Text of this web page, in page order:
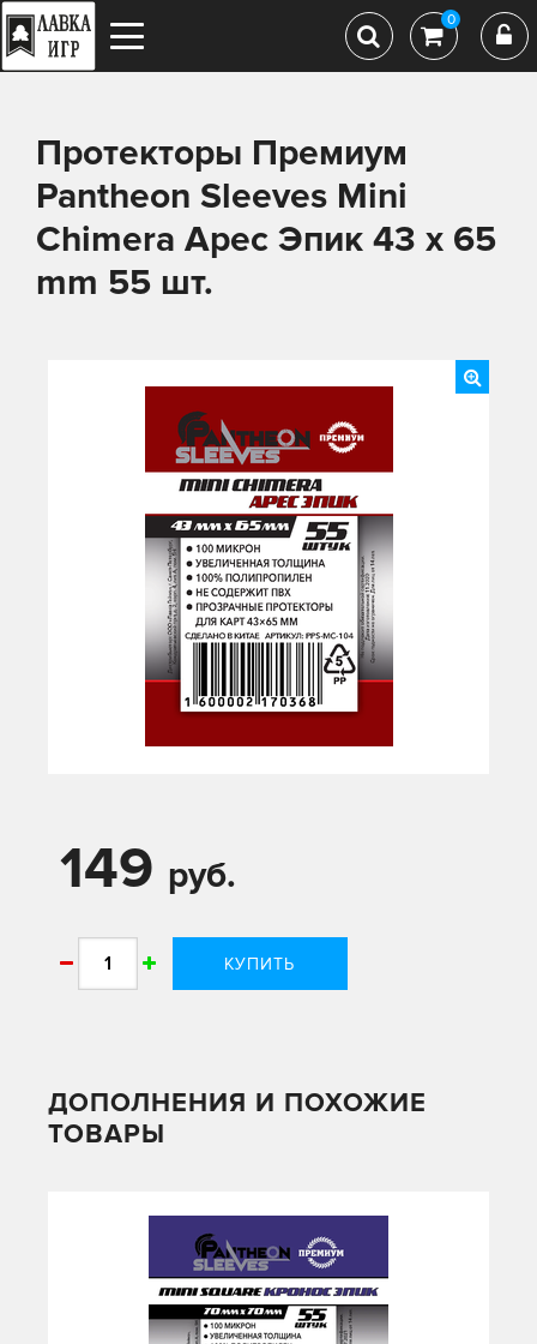
0
Протекторы Премиум
Pantheon Sleeves Mini
Chimera Арес Эпик 43 x 65
mm 55 шт.
149 руб.
КУПИТЬ
ДОПОЛНЕНИЯ И ПОХОЖИЕ
ТОВАРЫ